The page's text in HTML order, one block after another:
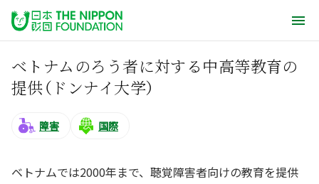
ベトナムのろう者に対する中高等教育の
提供（ドンナイ大学）
障害 国際
ベトナムでは2000年まで、聴覚障害者向けの教育を提供